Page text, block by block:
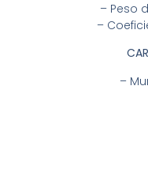
– Peso
–
–